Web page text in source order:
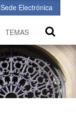
Sede Electrónica
TEMAS